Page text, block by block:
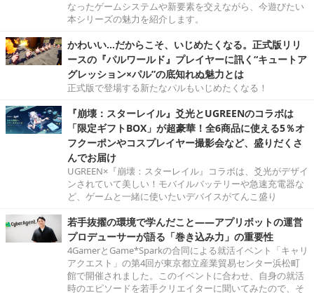
なったゲームシステムや新要素を交えながら、今遊びたい
本シリーズの魅力を紹介します。
かわいい…だからこそ、いじめたくなる。正式版リリ
ースの『パルワールド』プレイヤーに訊く“キュートア
グレッション×パル”の底知れぬ魅力とは
正式版で登場する新たなパルもいじめたくなる！
『崩壊：スターレイル』爻光とUGREENのコラボは
「限定ギフトBOX」が超豪華！全6商品に使える5％オ
フクーポンやコスプレイヤー撮影会など、盛りだくさ
んでお届け
UGREEN×『崩壊：スターレイル』コラボは、爻光がデザイ
ンされていて美しい！モバイルバッテリーや急速充電器な
ど、ゲームと一緒に使いたいデバイスがてんこ盛り
若手抜擢の環境で学んだこと――アプリボットの運営
プロデューサーが語る「巻き込み力」の重要性
4GamerとGame*Sparkの合同による就活イベント「キャリ
アクエスト」の第4回が東京都立産業貿易センター浜松町
館で開催されました。このイベントに合わせ、自身の就活
時のエピソードを若手クリエイターに聞いてみたので、そ